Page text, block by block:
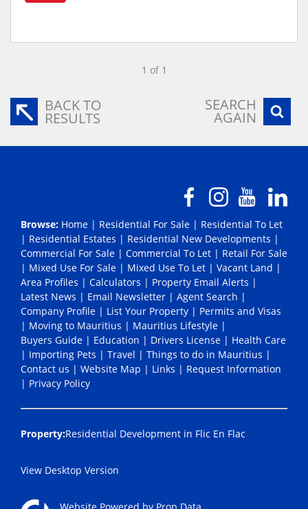
1 of 1
BACK TO
RESULTS
SEARCH
AGAIN
Browse: Home | Residential For Sale | Residential To Let
| Residential Estates | Residential New Developments |
Commercial For Sale | Commercial To Let | Retail For Sale
| Mixed Use For Sale | Mixed Use To Let | Vacant Land |
Area Profiles | Calculators | Property Email Alerts |
Latest News | Email Newsletter | Agent Search |
Company Profile | List Your Property | Permits and Visas
| Moving to Mauritius | Mauritius Lifestyle |
Buyers Guide | Education | Drivers License | Health Care
| Importing Pets | Travel | Things to do in Mauritius |
Contact us | Website Map | Links | Request Information
| Privacy Policy
Property:Residential Development in Flic En Flac
View Desktop Version
Website Powered by Prop Data